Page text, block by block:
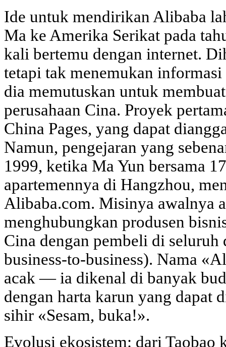
Ide untuk mendirikan Alibaba
Ma ke Amerika Serikat pada
kali bertemu dengan internet.
tetapi tak menemukan
dia memutuskan untuk
perusahaan Cina. Proyek
China Pages, yang dapat
Namun, pengejaran yang
1999, ketika Ma Yun bersama
apartemennya di Hangzhou,
Alibaba.com. Misinya awalnya
menghubungkan produsen
Cina dengan pembeli di
business-to-business). Nama
acak — ia dikenal di banyak
dengan harta karun yang dapat
sihir «Sesam, buka!».
Evolusi ekosistem: dari Taobao